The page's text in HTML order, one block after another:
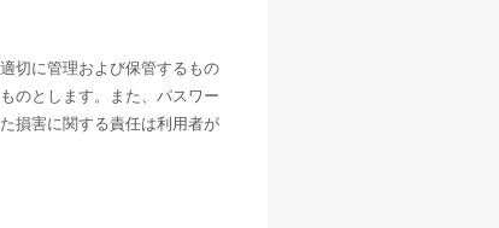
切に管理および保管するもの
のとします。また、パスワー
損害に関する責任は利用者が